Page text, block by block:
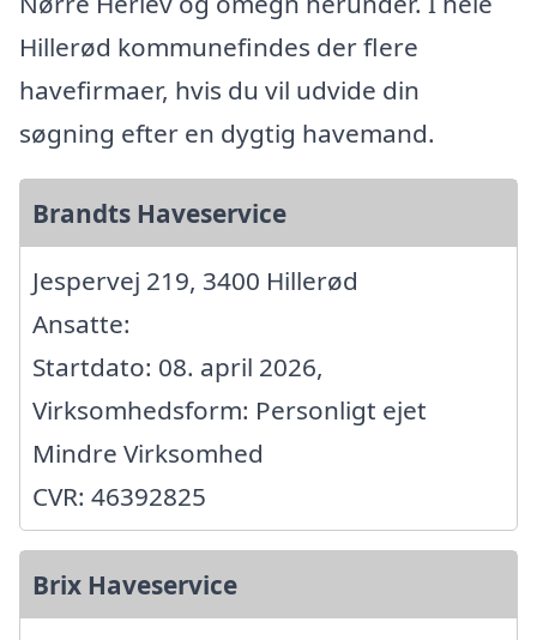
Hillerød kommunefindes der flere
havefirmaer, hvis du vil udvide din
søgning efter en dygtig havemand.
Brandts Haveservice
Jespervej 219, 3400 Hillerød
Ansatte:
Startdato: 08. april 2026,
Virksomhedsform: Personligt ejet
Mindre Virksomhed
CVR: 46392825
Brix Haveservice